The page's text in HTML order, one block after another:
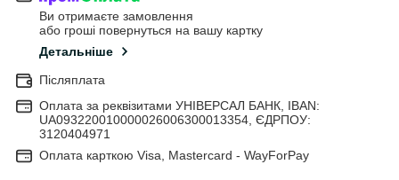
Ви отримаєте замовлення
або гроші повернуться на вашу картку
Детальніше
Післяплата
Оплата за реквізитами УНІВЕРСАЛ БАНК, IBAN:
UA093220010000026006300013354, ЄДРПОУ:
3120404971
Оплата карткою Visa, Mastercard - WayForPay